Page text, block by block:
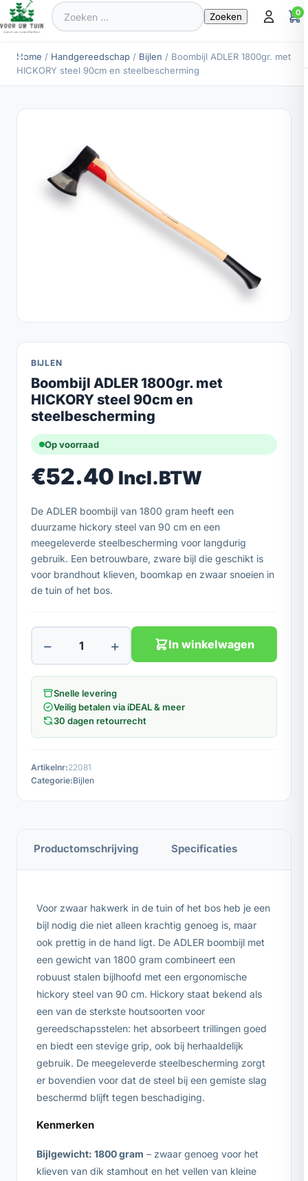
Zoeken
naar:
0
Home / Handgereedschap / Bijlen / Boombijl ADLER 1800gr. met
HICKORY steel 90cm en steelbescherming
BIJLEN
Boombijl ADLER 1800gr. met
HICKORY steel 90cm en
steelbescherming
Op voorraad
€52.40 Incl.BTW
De ADLER boombijl van 1800 gram heeft een
duurzame hickory steel van 90 cm en een
meegeleverde steelbescherming voor langdurig
gebruik. Een betrouwbare, zware bijl die geschikt is
voor brandhout klieven, boomkap en zwaar snoeien in
de tuin of het bos.
− + In winkelwagen
Snelle levering
Veilig betalen via iDEAL & meer
30 dagen retourrecht
Artikelnr:22081
Categorie:Bijlen
Productomschrijving Specificaties
Voor zwaar hakwerk in de tuin of het bos heb je een
bijl nodig die niet alleen krachtig genoeg is, maar
ook prettig in de hand ligt. De ADLER boombijl met
een gewicht van 1800 gram combineert een
robuust stalen bijlhoofd met een ergonomische
hickory steel van 90 cm. Hickory staat bekend als
een van de sterkste houtsoorten voor
gereedschapsstelen: het absorbeert trillingen goed
en biedt een stevige grip, ook bij herhaaldelijk
gebruik. De meegeleverde steelbescherming zorgt
er bovendien voor dat de steel bij een gemiste slag
beschermd blijft tegen beschadiging.
Kenmerken
Bijlgewicht: 1800 gram – zwaar genoeg voor het
klieven van dik stamhout en het vellen van kleine